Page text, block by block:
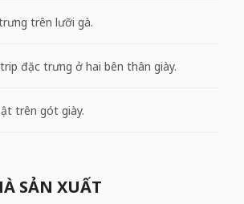
trên lưỡi gà.
đặc trưng ở hai bên thân giày.
trên gót giày.
SẢN XUẤT